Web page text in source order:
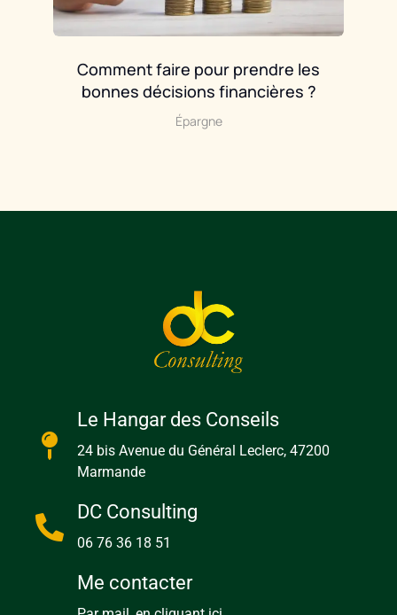
Comment faire pour prendre les
bonnes décisions financières ?
Épargne
Le Hangar des Conseils
24 bis Avenue du Général Leclerc, 47200
Marmande
DC Consulting
06 76 36 18 51
Me contacter